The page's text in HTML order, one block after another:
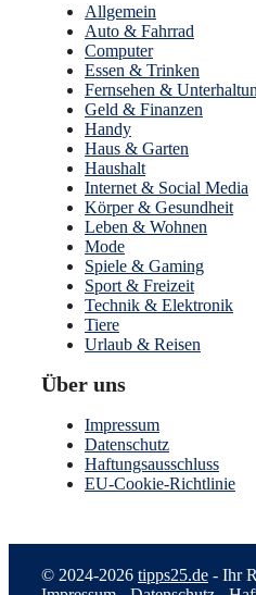
Allgemein
Auto & Fahrrad
Computer
Essen & Trinken
Fernsehen &
Geld & Finanzen
Handy
Haus & Garten
Haushalt
Internet & Social Media
Körper & Gesundheit
Leben & Wohnen
Mode
Spiele & Gaming
Sport & Freizeit
Technik & Elektronik
Tiere
Urlaub & Reisen
Über uns
Impressum
Datenschutz
Haftungsausschluss
EU-Cookie-Richtlinie
© 2024-2026 tipps25.de - Ihr